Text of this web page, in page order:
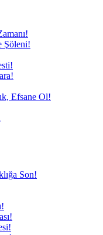
Şöleni!
Efsane Ol!
Son!